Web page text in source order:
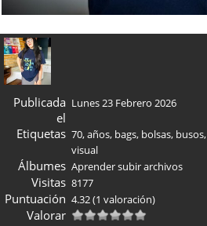
Publicada
el
Lunes 23 Febrero 2026
Etiquetas 70,años, bags, bolsas, busos,
visual
Álbumes Aprender subir archivos
Visitas 8177
Puntuación 4.32(1 valoración)
Valorar